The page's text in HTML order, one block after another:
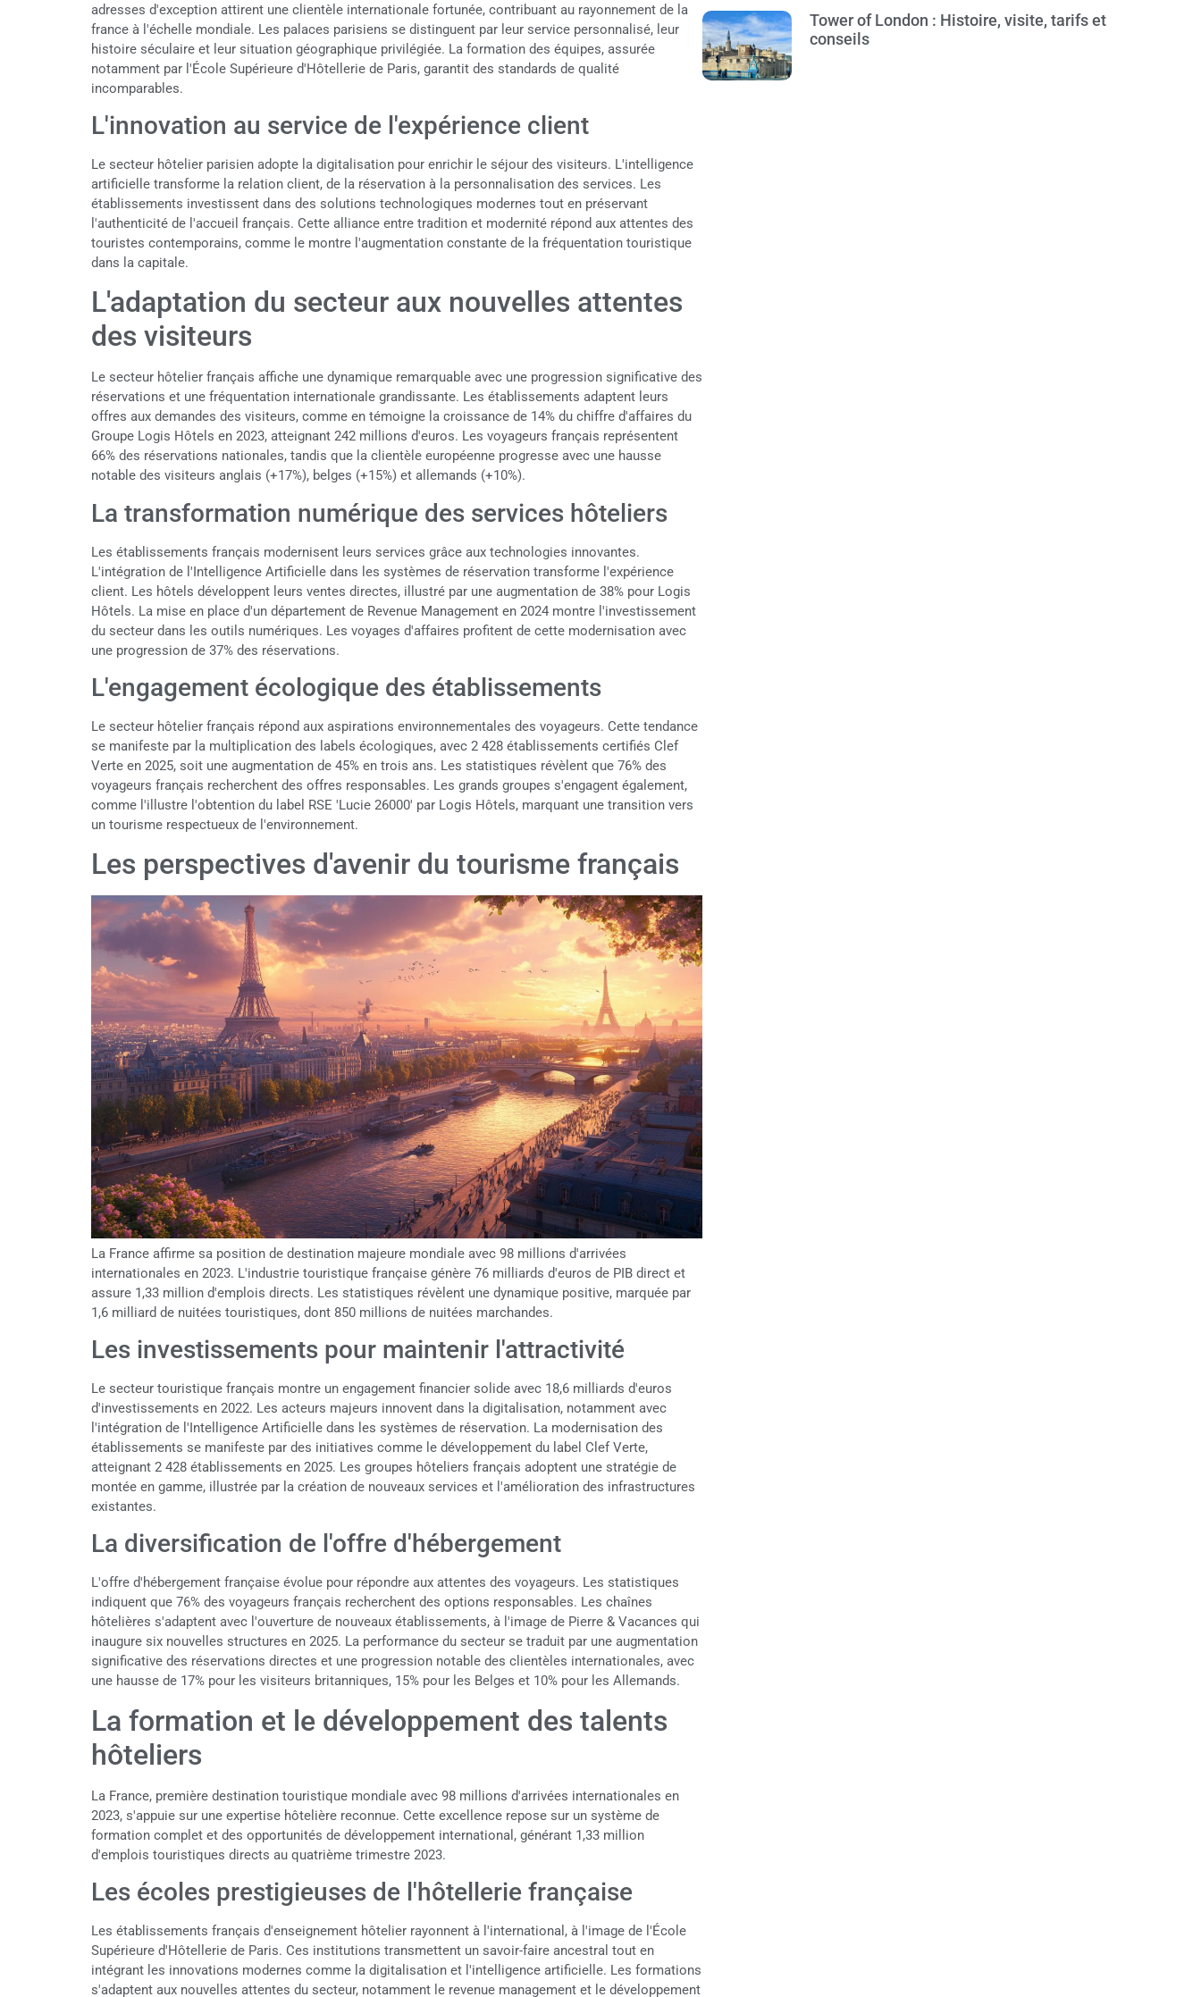
adresses d'exception attirent une clientèle internationale fortunée, contribuant au rayonnement de la
france à l'échelle mondiale. Les palaces parisiens se distinguent par leur service personnalisé, leur
histoire séculaire et leur situation géographique privilégiée. La formation des équipes, assurée
notamment par l'École Supérieure d'Hôtellerie de Paris, garantit des standards de qualité
incomparables.
L'innovation au service de l'expérience client
Le secteur hôtelier parisien adopte la digitalisation pour enrichir le séjour des visiteurs. L'intelligence
artificielle transforme la relation client, de la réservation à la personnalisation des services. Les
établissements investissent dans des solutions technologiques modernes tout en préservant
l'authenticité de l'accueil français. Cette alliance entre tradition et modernité répond aux attentes des
touristes contemporains, comme le montre l'augmentation constante de la fréquentation touristique
dans la capitale.
L'adaptation du secteur aux nouvelles attentes
des visiteurs
Le secteur hôtelier français affiche une dynamique remarquable avec une progression significative des
réservations et une fréquentation internationale grandissante. Les établissements adaptent leurs
offres aux demandes des visiteurs, comme en témoigne la croissance de 14% du chiffre d'affaires du
Groupe Logis Hôtels en 2023, atteignant 242 millions d'euros. Les voyageurs français représentent
66% des réservations nationales, tandis que la clientèle européenne progresse avec une hausse
notable des visiteurs anglais (+17%), belges (+15%) et allemands (+10%).
La transformation numérique des services hôteliers
Les établissements français modernisent leurs services grâce aux technologies innovantes.
L'intégration de l'Intelligence Artificielle dans les systèmes de réservation transforme l'expérience
client. Les hôtels développent leurs ventes directes, illustré par une augmentation de 38% pour Logis
Hôtels. La mise en place d'un département de Revenue Management en 2024 montre l'investissement
du secteur dans les outils numériques. Les voyages d'affaires profitent de cette modernisation avec
une progression de 37% des réservations.
L'engagement écologique des établissements
Le secteur hôtelier français répond aux aspirations environnementales des voyageurs. Cette tendance
se manifeste par la multiplication des labels écologiques, avec 2 428 établissements certifiés Clef
Verte en 2025, soit une augmentation de 45% en trois ans. Les statistiques révèlent que 76% des
voyageurs français recherchent des offres responsables. Les grands groupes s'engagent également,
comme l'illustre l'obtention du label RSE 'Lucie 26000' par Logis Hôtels, marquant une transition vers
un tourisme respectueux de l'environnement.
Les perspectives d'avenir du tourisme français
La France affirme sa position de destination majeure mondiale avec 98 millions d'arrivées
internationales en 2023. L'industrie touristique française génère 76 milliards d'euros de PIB direct et
assure 1,33 million d'emplois directs. Les statistiques révèlent une dynamique positive, marquée par
1,6 milliard de nuitées touristiques, dont 850 millions de nuitées marchandes.
Les investissements pour maintenir l'attractivité
Le secteur touristique français montre un engagement financier solide avec 18,6 milliards d'euros
d'investissements en 2022. Les acteurs majeurs innovent dans la digitalisation, notamment avec
l'intégration de l'Intelligence Artificielle dans les systèmes de réservation. La modernisation des
établissements se manifeste par des initiatives comme le développement du label Clef Verte,
atteignant 2 428 établissements en 2025. Les groupes hôteliers français adoptent une stratégie de
montée en gamme, illustrée par la création de nouveaux services et l'amélioration des infrastructures
existantes.
La diversification de l'offre d'hébergement
L'offre d'hébergement française évolue pour répondre aux attentes des voyageurs. Les statistiques
indiquent que 76% des voyageurs français recherchent des options responsables. Les chaînes
hôtelières s'adaptent avec l'ouverture de nouveaux établissements, à l'image de Pierre & Vacances qui
inaugure six nouvelles structures en 2025. La performance du secteur se traduit par une augmentation
significative des réservations directes et une progression notable des clientèles internationales, avec
une hausse de 17% pour les visiteurs britanniques, 15% pour les Belges et 10% pour les Allemands.
La formation et le développement des talents
hôteliers
La France, première destination touristique mondiale avec 98 millions d'arrivées internationales en
2023, s'appuie sur une expertise hôtelière reconnue. Cette excellence repose sur un système de
formation complet et des opportunités de développement international, générant 1,33 million
d'emplois touristiques directs au quatrième trimestre 2023.
Les écoles prestigieuses de l'hôtellerie française
Les établissements français d'enseignement hôtelier rayonnent à l'international, à l'image de l'École
Supérieure d'Hôtellerie de Paris. Ces institutions transmettent un savoir-faire ancestral tout en
intégrant les innovations modernes comme la digitalisation et l'intelligence artificielle. Les formations
s'adaptent aux nouvelles attentes du secteur, notamment le revenue management et le développement
Tower of London : Histoire, visite, tarifs et
conseils